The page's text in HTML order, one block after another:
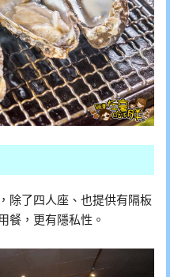
除了四人座、也提供有隔板
餐，更有隱私性。